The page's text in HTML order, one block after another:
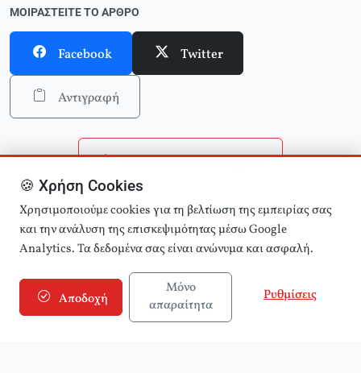
ΜΟΙΡΑΣΤΕΊΤΕ ΤΟ ΆΡΘΡΟ
Facebook Twitter
Αντιγραφή
Επιστροφή στην αρχική
Αναζήτηση άρθρων
🍪 Χρήση Cookies
Χρησιμοποιούμε cookies για τη βελτίωση της εμπειρίας σας
και την ανάλυση της επισκεψιμότητας μέσω Google
Analytics. Τα δεδομένα σας είναι ανώνυμα και ασφαλή.
Αποδοχή
Μόνο
απαραίτητα
Ρυθμίσεις